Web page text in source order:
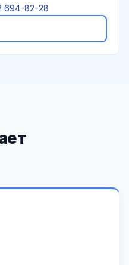
694-82-28